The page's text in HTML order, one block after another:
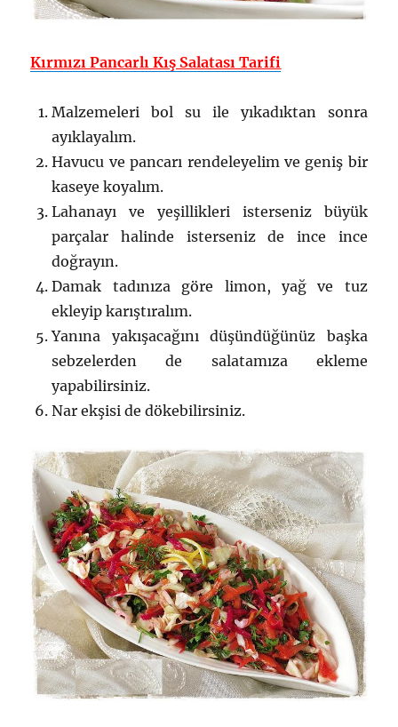
Kırmızı Pancarlı Kış Salatası Tarifi
Malzemeleri bol su ile yıkadıktan sonra
ayıklayalım.
Havucu ve pancarı rendeleyelim ve geniş bir
kaseye koyalım.
Lahanayı ve yeşillikleri isterseniz büyük
parçalar halinde isterseniz de ince ince
doğrayın.
Damak tadınıza göre limon, yağ ve tuz
ekleyip karıştıralım.
Yanına yakışacağını düşündüğünüz başka
sebzelerden de salatamıza ekleme
yapabilirsiniz.
Nar ekşisi de dökebilirsiniz.